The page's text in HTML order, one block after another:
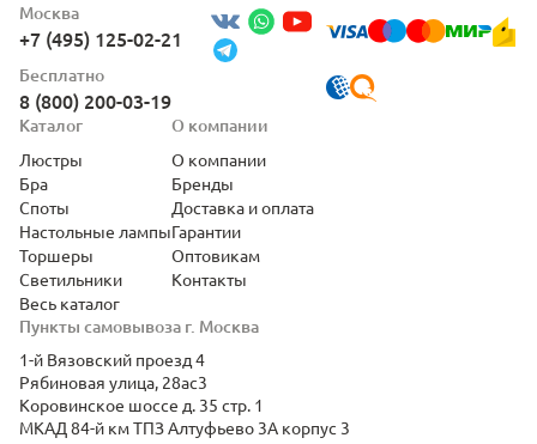
Москва
+7 (495) 125-02-21
Бесплатно
8 (800) 200-03-19
Пункты самовывоза г. Москва
1-й Вязовский проезд 4
Рябиновая улица, 28ас3
Коровинское шоссе д. 35 стр. 1
МКАД 84-й км ТПЗ Алтуфьево 3А корпус 3
Каталог
Люстры
Бра
Споты
Настольные лампы
Торшеры
Светильники
Весь каталог
О компании
О компании
Бренды
Доставка и оплата
Гарантии
Оптовикам
Контакты